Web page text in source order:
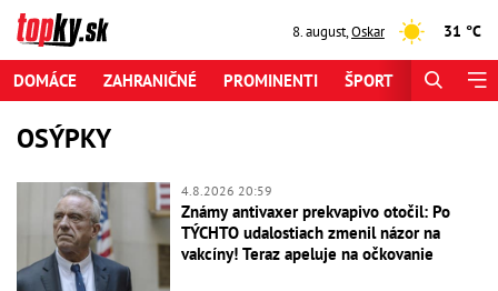
8. august,Oskar 31 °C
DOMÁCE ZAHRANIČNÉ PROMINENTI ŠPORT
OSÝPKY
4.8.2026 20:59
Známy antivaxer prekvapivo otočil: Po
TÝCHTO udalostiach zmenil názor na
vakcíny! Teraz apeluje na očkovanie